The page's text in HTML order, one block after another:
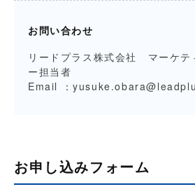
お問い合わせ
リードプラス株式会社 マーケテ
ー担当者
Email ：
お申し込みフォーム